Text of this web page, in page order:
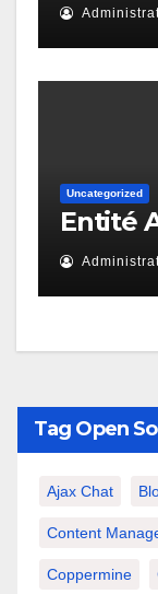
Uncategorized
Entité
Tag Open
Ajax Chat
Content
Coppermine